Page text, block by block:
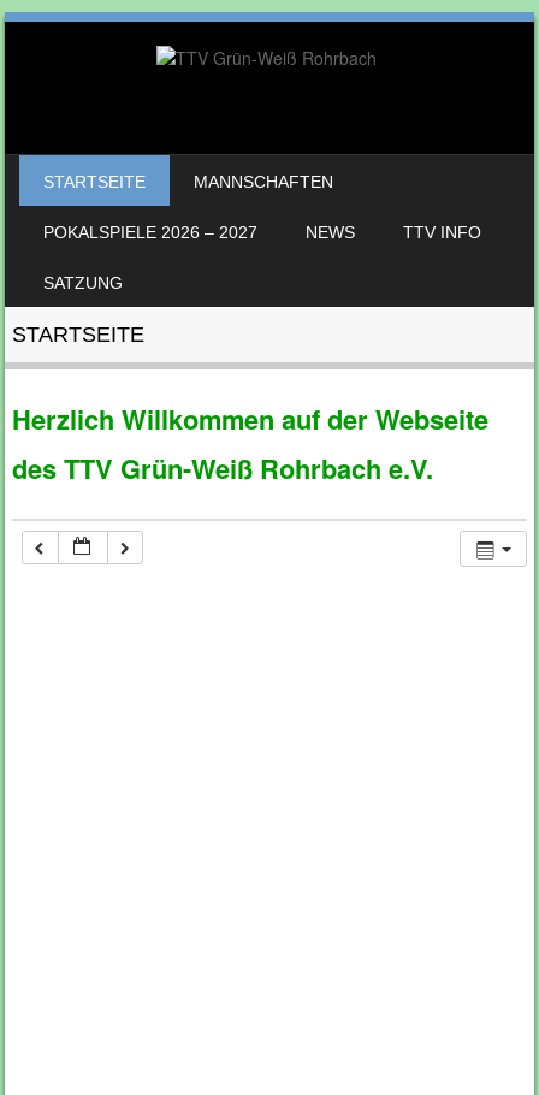
MENU
STARTSEITE MANNSCHAFTEN
POKALSPIELE 2026 – 2027 NEWS TTV INFO
SATZUNG
STARTSEITE
Herzlich Willkommen auf der Webseite
des TTV Grün-Weiß Rohrbach e.V.